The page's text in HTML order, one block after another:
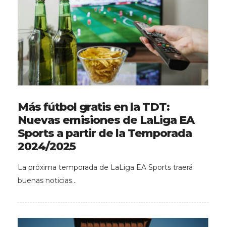
Más fútbol gratis en la TDT:
Nuevas emisiones de LaLiga EA
Sports a partir de la Temporada
2024/2025
La próxima temporada de LaLiga EA Sports traerá
buenas noticias…